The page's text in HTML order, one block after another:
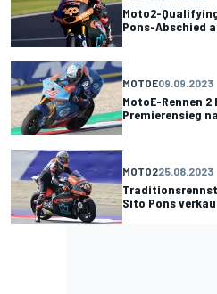
Moto2-
Pons-Abschied
MOTOE09.09.2023
MotoE-Rennen
Premierensieg
MOTO225.08.2023
Sito Pons